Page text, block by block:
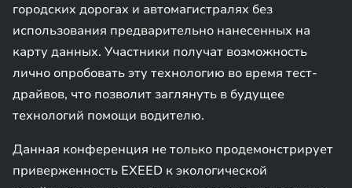
городских дорогах и автомагистралях без
использования предварительно нанесенных на
карту данных. Участники получат возможность
лично опробовать эту технологию во время тест-
драйвов, что позволит заглянуть в будущее
технологий помощи водителю.
Данная конференция не только продемонстрирует
приверженность EXEED к экологической